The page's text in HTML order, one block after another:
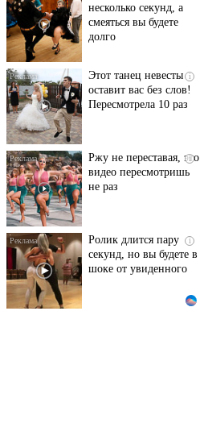
несколько секунд, а
смеяться вы будете
долго
i
Этот танец невесты
оставит вас без слов!
Пересмотрела 10 раз
i
Ржу не переставая, это
видео пересмотришь
не раз
i
Ролик длится пару
секунд, но вы будете в
шоке от увиденного